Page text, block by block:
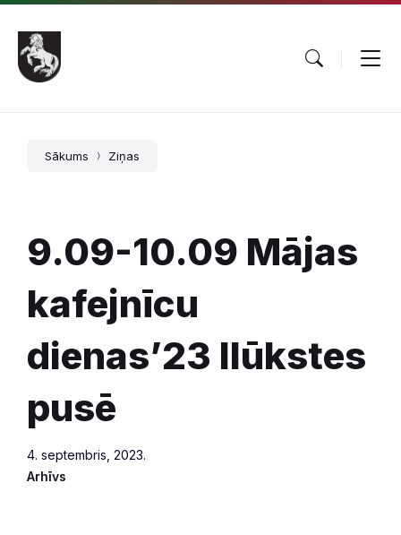
Pāriet
saturu
Skip
main
navigation
Skip
footer
Sākums Ziņas
9.09-10.09 Mājas
kafejnīcu
dienas’23 Ilūkstes
pusē
4. septembris, 2023.
Arhīvs